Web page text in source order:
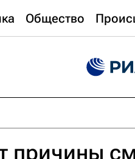
Общество
причины